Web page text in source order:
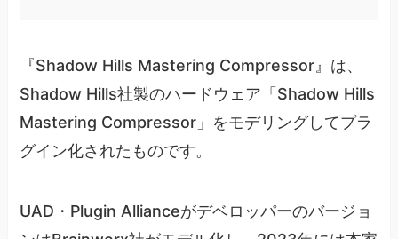
『Shadow Hills Mastering Compressor』は、
Shadow Hills社製のハードウェア「Shadow Hills
Mastering Compressor」をモデリングしてプラ
グイン化されたものです。
UAD・Plugin Allianceがデベロッパーのバージョ